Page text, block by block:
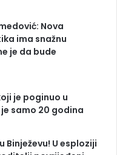
Nova
ima snažnu
je da bude
je poginuo u
samo 20 godina
U esploziji